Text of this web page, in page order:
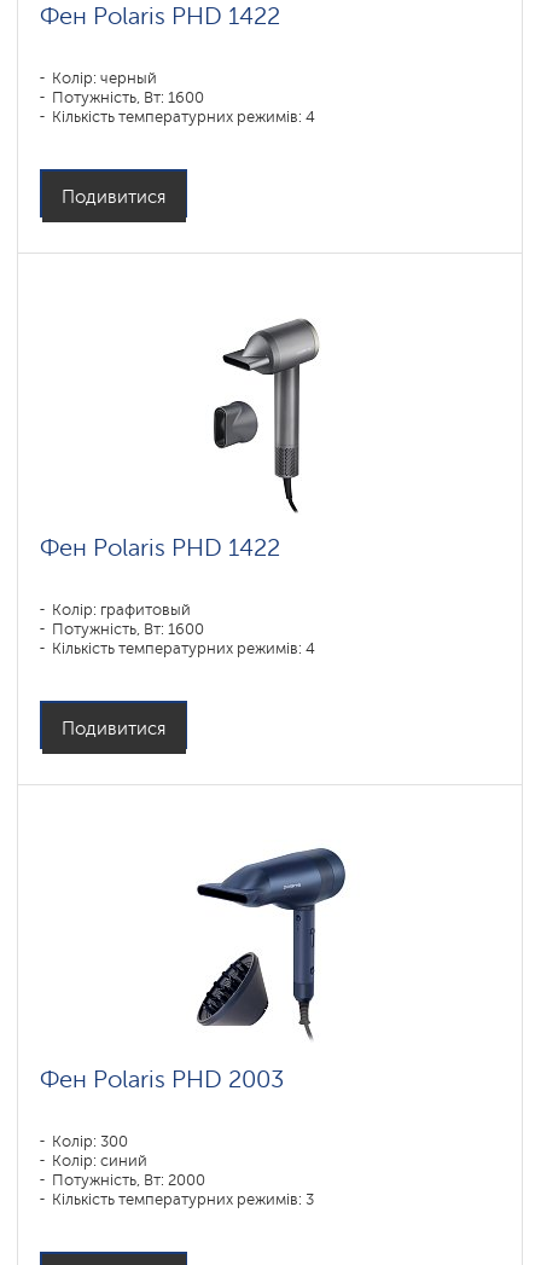
Фен Polaris PHD 1422
Колір: черный
Потужність, Вт: 1600
Кількість температурних режимів: 4
Подивитися
Фен Polaris PHD 1422
Колір: графитовый
Потужність, Вт: 1600
Кількість температурних режимів: 4
Подивитися
Фен Polaris PHD 2003
Колір: 300
Колір: синий
Потужність, Вт: 2000
Кількість температурних режимів: 3